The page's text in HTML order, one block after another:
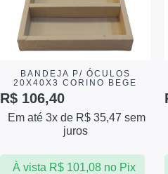
BANDEJA P/ ÓCULOS
20X40X3 CORINO BEGE
R$ 106,40
Em até 3x de R$ 35,47 sem
juros
À vista R$101,08 no Pix